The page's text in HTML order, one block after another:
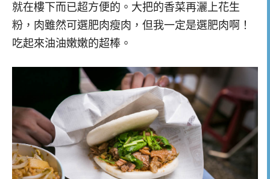
就在樓下而已超方便的。大把的香菜再灑上花生
粉，肉雖然可選肥肉瘦肉，但我一定是選肥肉啊！
吃起來油油嫩嫩的超棒。